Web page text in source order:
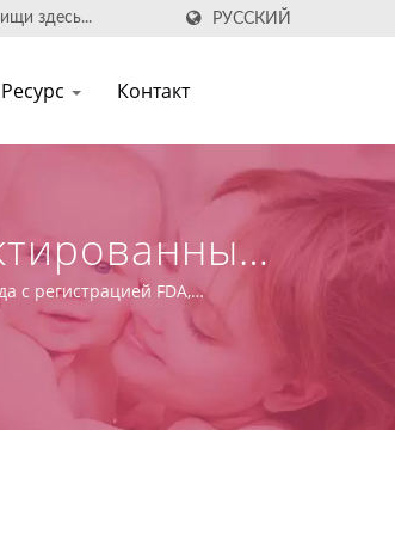
РУССКИЙ
Ресурс Контакт
с регистрацией FDA,
OEM и производству.